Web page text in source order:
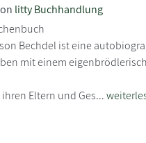
litty Buchhandlung
Bechdel ist eine
mit einem
Eltern und Ges...